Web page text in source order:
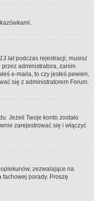
latpodczas rejestracji, musisz
administratora, zanim
e-maila, to czy jesteś pewien,
się z administratorem Forum.
Jeżeli Twoje konto zostało
zarejestrować się i włączyć
zezwalające na
porady. Proszę